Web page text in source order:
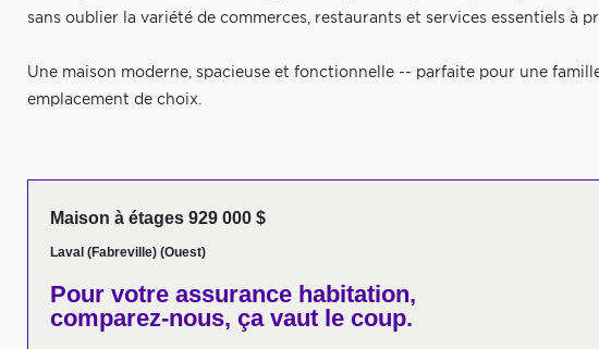
sans oublier la variété de commerces, restaurants et services essentiels à
Une maison moderne, spacieuse et fonctionnelle -- parfaite pour une
emplacement de choix.
Maison à étages 929 000 $
Laval (Fabreville) (Ouest)
Pour votre assurance habitation,
comparez-nous, ça vaut le coup.